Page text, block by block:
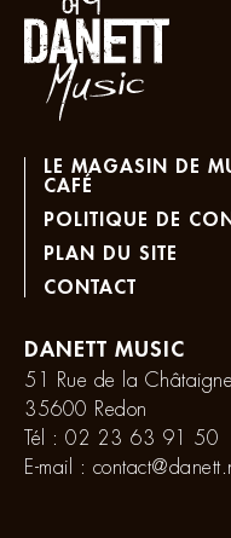
LE MAGASIN DE
CAFÉ
POLITIQUE DE
PLAN DU SITE
CONTACT
DANETT MUSIC
51 Rue de la
35600 Redon
Tél : 02 23 63 91 50
E-mail :